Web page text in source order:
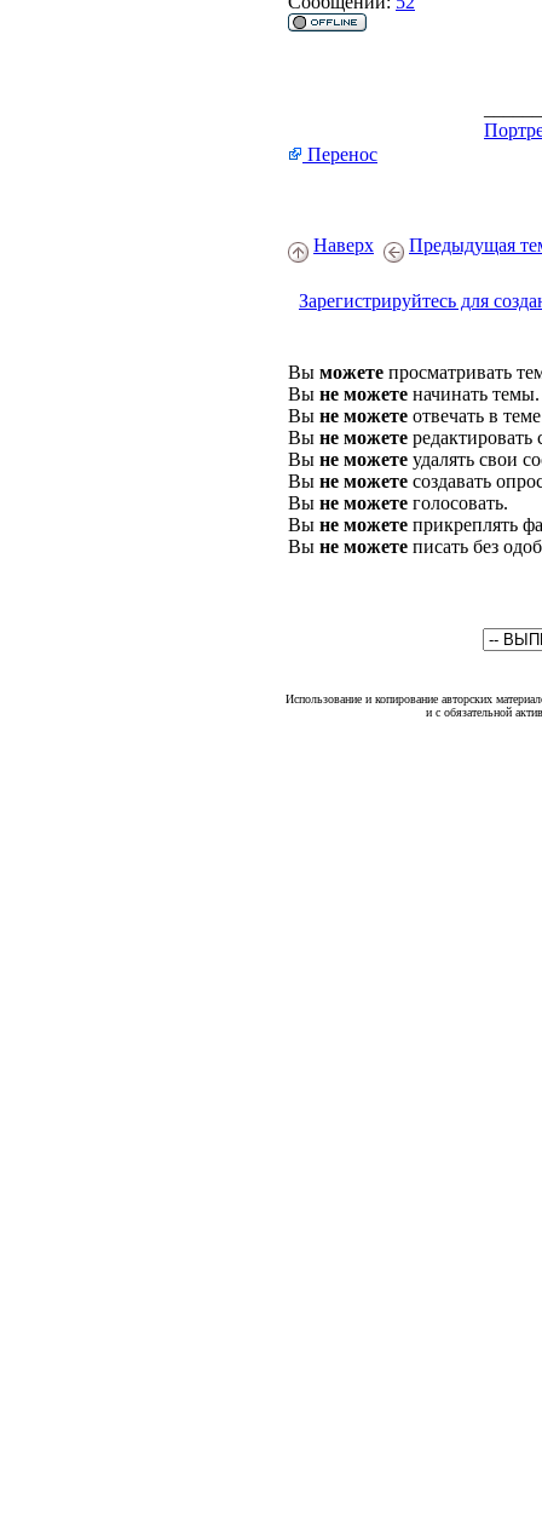
Перенос
Наверх Предыдущая
Зарегистрируйтесь для
Вы можете просматривать
Вы не можете начинать темы.
Вы не можете отвечать в
Вы не можете
Вы не можете удалять свои
Вы не можете создавать
Вы не можете голосовать.
Вы не можете прикреплять
Вы не можете писать без
Использование и копирование авторских
и с обязательной